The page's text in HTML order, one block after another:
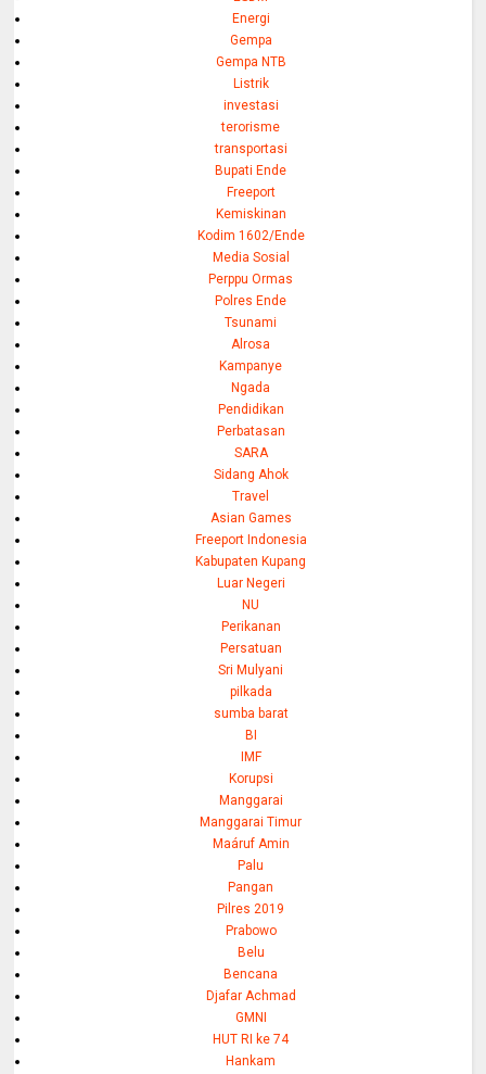
Energi
Gempa
Gempa NTB
Listrik
investasi
terorisme
transportasi
Bupati Ende
Freeport
Kemiskinan
Kodim 1602/Ende
Media Sosial
Perppu Ormas
Polres Ende
Tsunami
Alrosa
Kampanye
Ngada
Pendidikan
Perbatasan
SARA
Sidang Ahok
Travel
Asian Games
Freeport Indonesia
Kabupaten Kupang
Luar Negeri
NU
Perikanan
Persatuan
Sri Mulyani
pilkada
sumba barat
BI
IMF
Korupsi
Manggarai
Manggarai Timur
Maáruf Amin
Palu
Pangan
Pilres 2019
Prabowo
Belu
Bencana
Djafar Achmad
GMNI
HUT RI ke 74
Hankam